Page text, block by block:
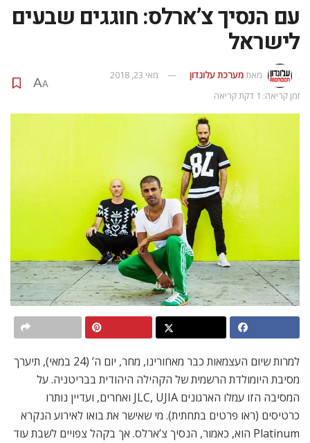
עם הנסיך צ’ארלס: חוגגים שבעים
לישראל
מאתמערכת עלונדון
מאי 23, 2018
זמן קריאה: 1 דקת קריאה
A
A
למרות שיום העצמאות כבר מאחורינו, מחר, יום ה’ (24 במאי), תיערך
מסיבת היומולדת הרשמית של הקהילה היהודית בבריטניה. על
המסיבה הזו עמלו הארגונים JLC, UJIA ואחרים, ועדיין נותרו
כרטיסים (ראו פרטים בתחתית). מי שאישר את בואו לאירוע הנקרא
Platinum הוא, כאמור, הנסיך צ’ארלס. אך בקהל צפויים לשבת עוד